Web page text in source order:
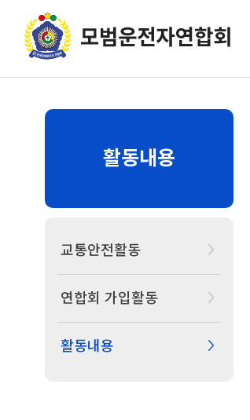
활동내용
교통안전활동
연합회 가입활동
활동내용